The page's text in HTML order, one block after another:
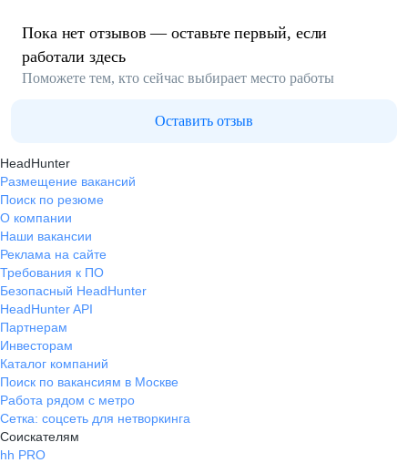
Пока нет отзывов — оставьте первый, если
работали здесь
Поможете тем, кто сейчас выбирает место работы
Оставить отзыв
HeadHunter
Размещение вакансий
Поиск по резюме
О компании
Наши вакансии
Реклама на сайте
Требования к ПО
Безопасный HeadHunter
HeadHunter API
Партнерам
Инвесторам
Каталог компаний
Поиск по вакансиям в Москве
Работа рядом с метро
Сетка: соцсеть для нетворкинга
Соискателям
hh PRO